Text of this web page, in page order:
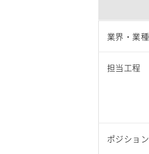
業界・業種
担当工程
ポジション